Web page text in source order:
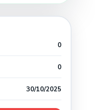
0
0
30/10/2025